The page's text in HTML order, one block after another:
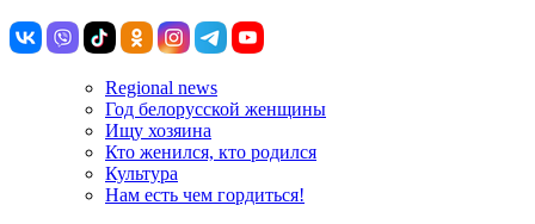
Regional news
Год белорусской женщины
Ищу хозяина
Кто женился, кто родился
Культура
Нам есть чем гордиться!